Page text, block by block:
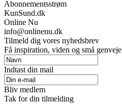
Abonnementsstrøm
KunSund.dk
Online Nu
info@onlinenu.dk
Tilmeld dig vores nyhedsbrev
Få inspiration, viden og små
Indtast din mail
Bliv medlem
Tak for din tilmelding